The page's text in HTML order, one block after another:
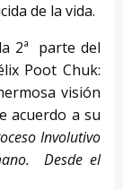
de la vida.
2ª parte del
Poot Chuk:
visión
acuerdo a su
Involutivo
Desde el